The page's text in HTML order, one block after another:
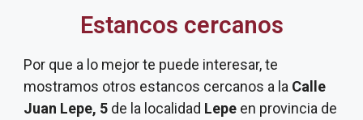
Estancos cercanos
Por que a lo mejor te puede interesar, te
mostramos otros estancos cercanos a la Calle
Juan Lepe, 5 de la localidad Lepe en provincia de